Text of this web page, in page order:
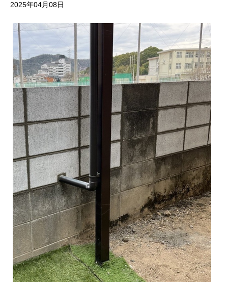
2025年04月08日